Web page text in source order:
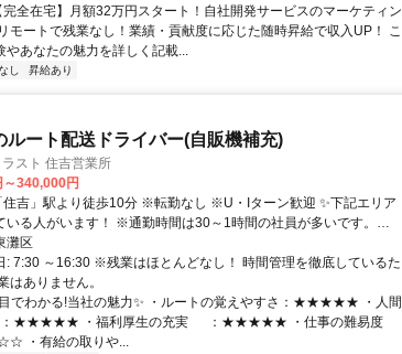
全在宅】月額32万円スタート！自社開発サービスのマーケティン
モートで残業なし！業績・貢献度に応じた随時昇給で収入UP！ こ
やあなたの魅力を詳しく記載...
し 昇給あり
ルート配送ドライバー(自販機補充)
スト 住吉営業所
340,000円
いる人がいます！ ※通勤時間は30～1時間の社員が多いです。
駅・朝霧駅・明石駅・新長田駅・尼崎駅等 【大阪府】京橋駅・福
駅・西九条駅等
灘区
: 7:30 ～16:30 ※残業はほとんどなし！ 時間管理を徹底しているた
はありません。
目でわかる!当社の魅力✨ ・ルートの覚えやすさ：★★★★★ ・人間
・福利厚生の充実 ：★★★★★ ・仕事の難易度
有給の取りや...